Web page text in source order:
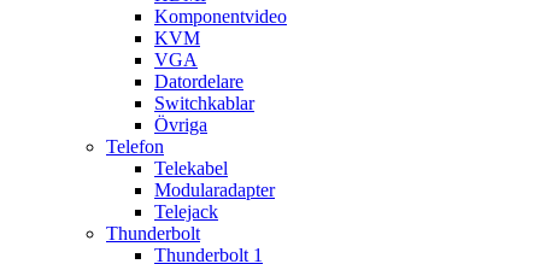
Komponentvideo
KVM
VGA
Datordelare
Switchkablar
Övriga
Telefon
Telekabel
Modularadapter
Telejack
Thunderbolt
Thunderbolt 1